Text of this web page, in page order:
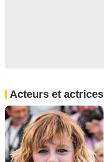
Acteurs et actrices